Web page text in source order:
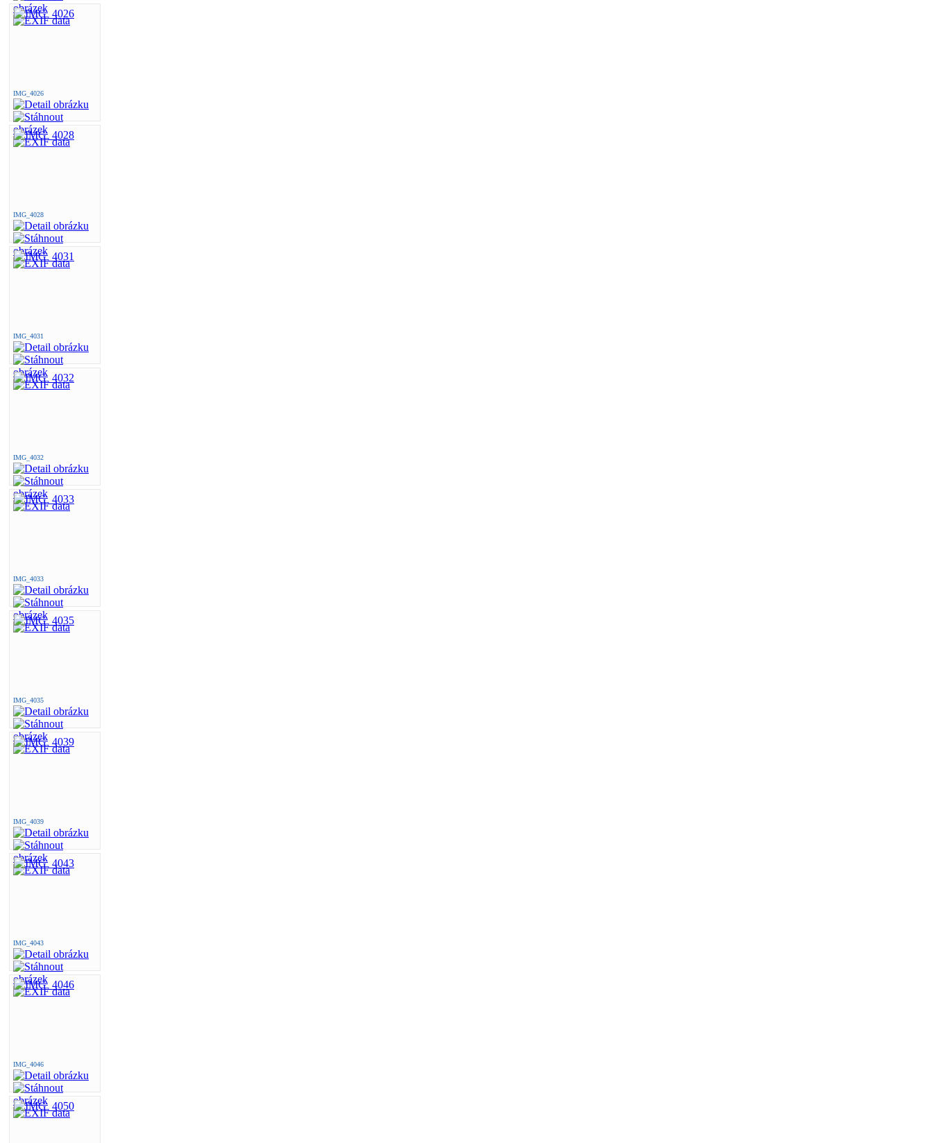
IMG_4026
IMG_4028
IMG_4031
IMG_4032
IMG_4033
IMG_4035
IMG_4039
IMG_4043
IMG_4046